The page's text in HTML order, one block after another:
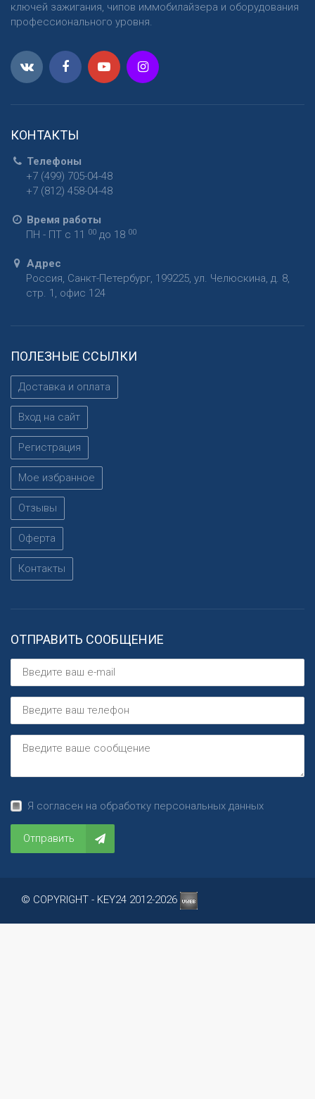
ключей зажигания, чипов иммобилайзера и оборудования
профессионального уровня.
КОНТАКТЫ
Телефоны
+7 (499) 705-04-48
+7 (812) 458-04-48
Время работы
ПН - ПТ с 11
00 до 18 00
Адрес
Россия, Санкт-Петербург, 199225, ул. Челюскина, д. 8,
стр. 1, офис 124
ПОЛЕЗНЫЕ ССЫЛКИ
Доставка и оплата
Вход на сайт
Регистрация
Мое избранное
Отзывы
Оферта
Контакты
ОТПРАВИТЬ СООБЩЕНИЕ
Я согласен на обработку персональных данных
Отправить
© COPYRIGHT - KEY24 2012-2026